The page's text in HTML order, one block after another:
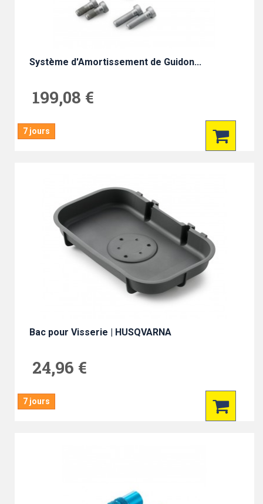
Système d'Amortissement de Guidon...
199,08 €
7 jours
Bac pour Visserie | HUSQVARNA
24,96 €
7 jours